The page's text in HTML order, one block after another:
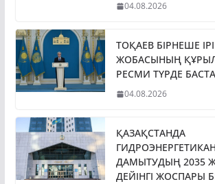
04.08.2026
ТОҚАЕВ БІРНЕШЕ
ЖОБАСЫНЫҢ
РЕСМИ ТҮРДЕ
04.08.2026
ҚАЗАҚСТАНДА
ДАМЫТУДЫҢ 2035
ДЕЙІНГІ ЖОСПАРЫ